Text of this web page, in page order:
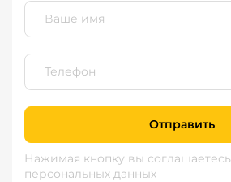
Отправить
Нажимая кнопку вы соглашаетесь
персональных данных